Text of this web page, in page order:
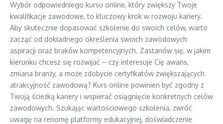
Wybór odpowiedniego kursu online, który zwiększy Twoje
kwalifikacje zawodowe, to kluczowy krok w rozwoju kariery.
Aby skutecznie dopasować szkolenie do swoich celów, warto
zacząć od dokładnego określenia swoich zawodowych
aspiracji oraz braków kompetencyjnych. Zastanów się, w jakim
kierunku chcesz się rozwijać – czy interesuje Cię awans,
zmiana branży, a może zdobycie certyfikatów zwiększających
atrakcyjność zawodową? Kurs online powinien być zgodny z
Twoją ścieżką kariery i wspierać osiągnięcie konkretnych celów
zawodowych. Szukając wartościowego szkolenia, zwróć
uwagę na renomę platformy edukacyjnej, doświadczenie